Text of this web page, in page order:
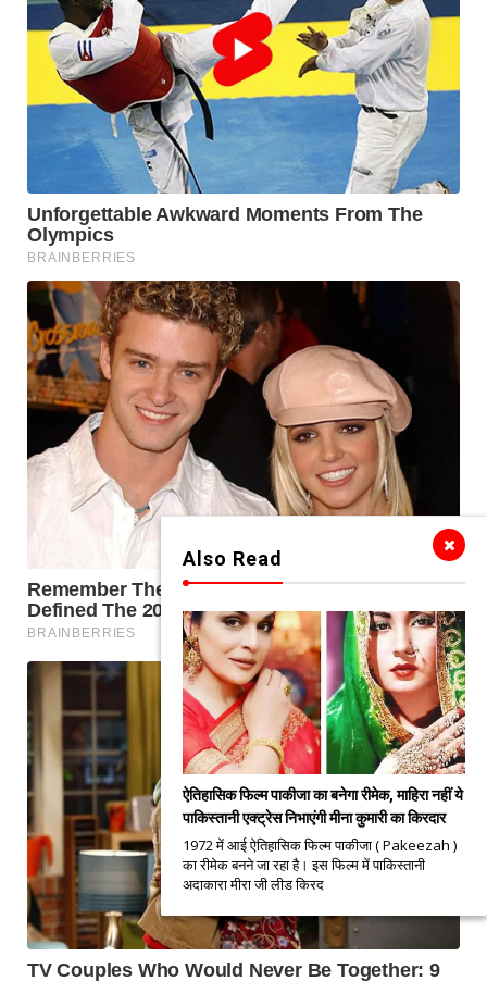
Also Read
ऐतिहासिक फिल्म पाकीजा का बनेगा रीमेक, माहिरा नहीं ये
पाकिस्तानी एक्ट्रेस निभाएंगी मीना कुमारी का किरदार
1972 में आई ऐतिहासिक फिल्म पाकीजा ( Pakeezah )
का रीमेक बनने जा रहा है। इस फिल्म में पाकिस्तानी
अदाकारा मीरा जी लीड किरद